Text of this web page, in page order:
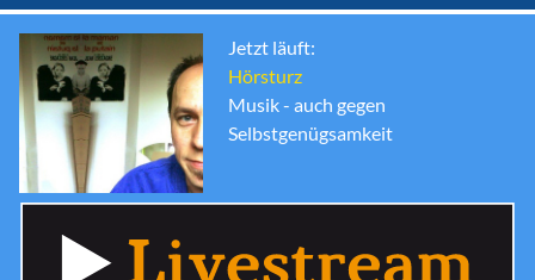
Jetzt läuft:
Hörsturz
Musik - auch gegen
Selbstgenügsamkeit